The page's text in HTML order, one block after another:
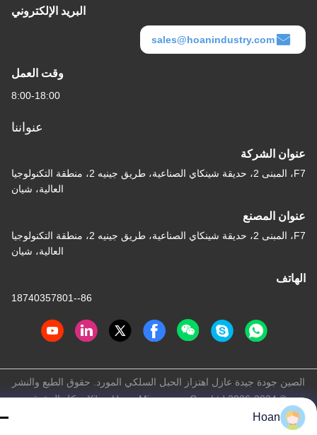
البريد الإلكتروني
sales@hoanindustry.com
وقت العمل
8:00-18:00
عنواننا
الشركة
F7، المبنى 2، حديقة شينكاي الصناعية، طريق جينيه 2، منطقة التكنولوجيا
العالية، شيان
المصنع
F7، المبنى 2، حديقة شينكاي الصناعية، طريق جينيه 2، منطقة التكنولوجيا
العالية، شيان
جودة جيدة عازل اهتزاز الحبل السلكي المورد. حقوق الطبع والنشر
© 2024-2026 Xi'an Hoan Microwave Co., Ltd. . كل الحقوق
Hoan